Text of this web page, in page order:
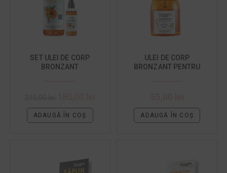
SET ULEI DE CORP
BRONZANT
ADAUGĂ ÎN COȘ
ULEI DE CORP
BRONZANT PENTRU
ADAUGĂ ÎN COȘ